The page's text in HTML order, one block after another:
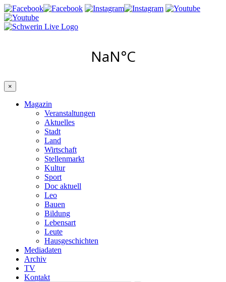
×
Magazin
Veranstaltungen
Aktuelles
Stadt
Land
Wirtschaft
Stellenmarkt
Kultur
Sport
Doc aktuell
Leo
Bauen
Bildung
Lebensart
Leute
Hausgeschichten
Mediadaten
Archiv
TV
Kontakt